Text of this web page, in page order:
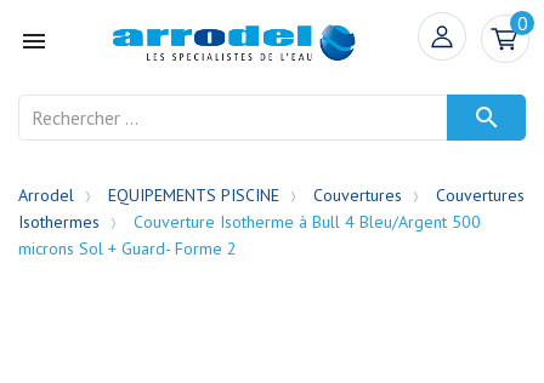

0

Arrodel EQUIPEMENTS PISCINE Couvertures
Couvertures
Isothermes
Couverture Isotherme à Bull 4 Bleu/Argent 500
microns Sol + Guard- Forme 2